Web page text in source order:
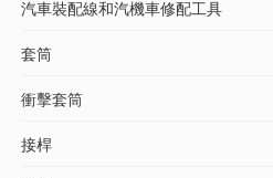
汽車裝配線和汽機車修配工具
套筒
衝擊套筒
接桿